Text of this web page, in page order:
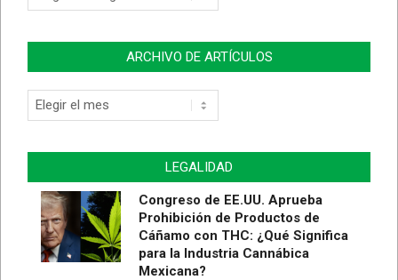
de
ARCHIVO DE ARTÍCULOS
Archivo
de
LEGALIDAD
Congreso de EE.UU. Aprueba
Prohibición de Productos de
Cáñamo con THC: ¿Qué Significa
para la Industria Cannábica
Mexicana?